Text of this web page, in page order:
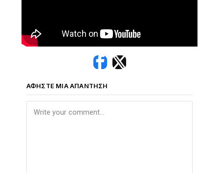
ΑΦΉΣΤΕ ΜΙΑ ΑΠΆΝΤΗΣΗ